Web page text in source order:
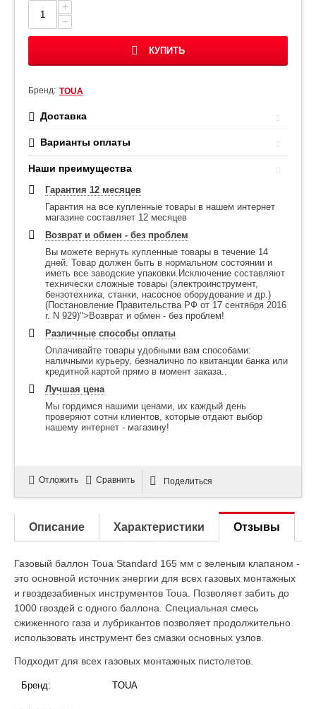
+
−
КУПИТЬ
Бренд: TOUA
Доставка
Варианты оплаты
Наши преимущества
Гарантия 12 месяцев
Гарантия на все купленные товары в нашем интернет
магазине составляет 12 месяцев
Возврат и обмен - без проблем
Вы можете вернуть купленные товары в течение 14
дней. Товар должен быть в нормальном состоянии и
иметь все заводские упаковки.Исключение составляют
технически сложные товары (электроинструмент,
бензотехника, станки, насосное оборудование и др.)
(Постановление Правительства РФ от 17 сентября 2016
г. N 929)">Возврат и обмен - без проблем!
Различные способы оплаты
Оплачивайте товары удобными вам способами:
наличными курьеру, безналично по квитанции банка или
кредитной картой прямо в момент заказа..
Лучшая цена
Мы гордимся нашими ценами, их каждый день
проверяют сотни клиентов, которые отдают выбор
нашему интернет - магазину!
Отложить Сравнить Поделиться
Описание Характеристики Отзывы
Газовый баллон Toua Standard 165 мм с зеленым клапаном -
это основной источник энергии для всех газовых монтажных
и гвоздезабивных инструментов Toua. Позволяет забить до
1000 гвоздей с одного баллона. Специальная смесь
сжиженного газа и лубрикантов позволяет продолжительно
использовать инструмент без смазки основных узлов.
Подходит для всех газовых монтажных пистолетов.
Бренд: TOUA